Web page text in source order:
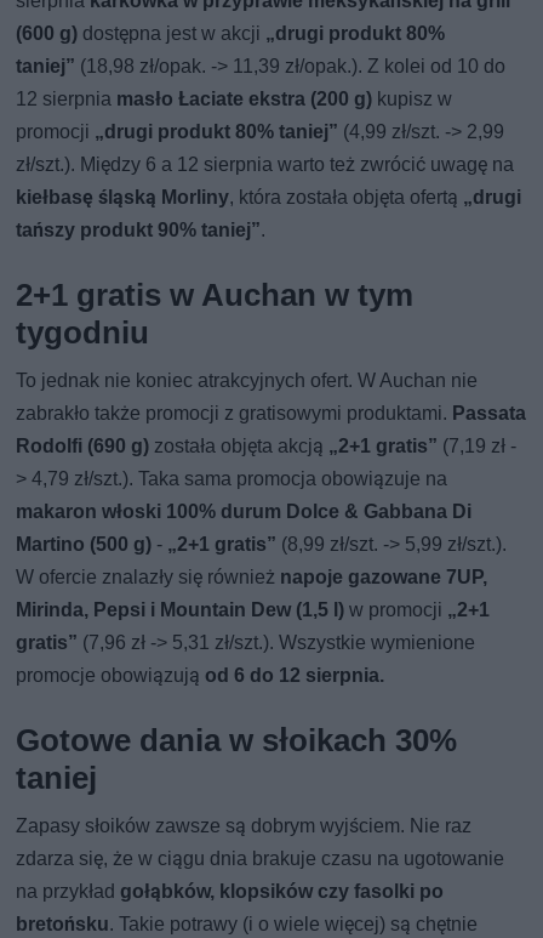
(600 g) dostępna jest w akcji „drugi produkt 80%
taniej” (18,98 zł/opak. -> 11,39 zł/opak.). Z kolei od 10 do
12 sierpnia masło Łaciate ekstra (200 g) kupisz w
promocji „drugi produkt 80% taniej” (4,99 zł/szt. -> 2,99
zł/szt.). Między 6 a 12 sierpnia warto też zwrócić uwagę na
kiełbasę śląską Morliny, która została objęta ofertą „drugi
tańszy produkt 90% taniej”.
2+1 gratis w Auchan w tym
tygodniu
To jednak nie koniec atrakcyjnych ofert. W Auchan nie
zabrakło także promocji z gratisowymi produktami. Passata
Rodolfi (690 g) została objęta akcją „2+1 gratis” (7,19 zł -
> 4,79 zł/szt.). Taka sama promocja obowiązuje na
makaron włoski 100% durum Dolce & Gabbana Di
Martino (500 g) - „2+1 gratis” (8,99 zł/szt. -> 5,99 zł/szt.).
W ofercie znalazły się również napoje gazowane 7UP,
Mirinda, Pepsi i Mountain Dew (1,5 l) w promocji „2+1
gratis” (7,96 zł -> 5,31 zł/szt.). Wszystkie wymienione
promocje obowiązują od 6 do 12 sierpnia.
Gotowe dania w słoikach 30%
taniej
Zapasy słoików zawsze są dobrym wyjściem. Nie raz
zdarza się, że w ciągu dnia brakuje czasu na ugotowanie
na przykład gołąbków, klopsików czy fasolki po
bretońsku. Takie potrawy (i o wiele więcej) są chętnie